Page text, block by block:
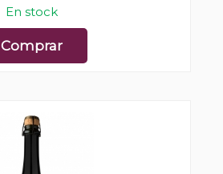
En stock
Comprar